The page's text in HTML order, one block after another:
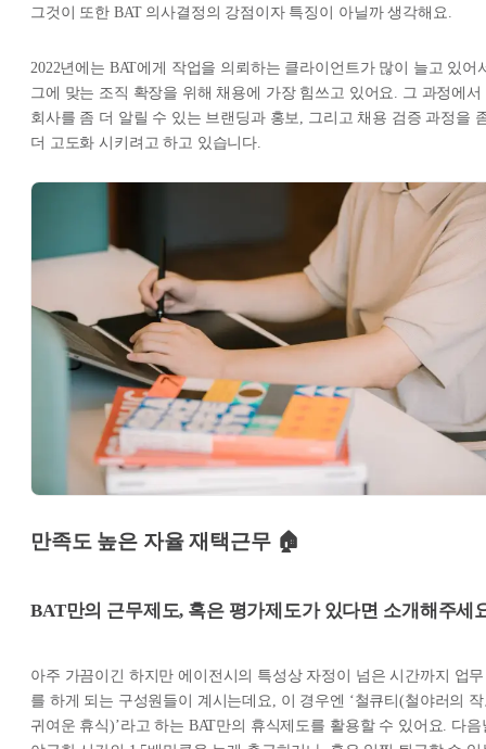
그것이 또한 BAT 의사결정의 강점이자 특징이 아닐까 생각해요.
2022년에는 BAT에게 작업을 의뢰하는 클라이언트가 많이 늘고 있어
그에 맞는 조직 확장을 위해 채용에 가장 힘쓰고 있어요. 그 과정에서
회사를 좀 더 알릴 수 있는 브랜딩과 홍보, 그리고 채용 검증 과정을
더 고도화 시키려고 하고 있습니다.
만족도 높은 자율 재택근무 🏠
BAT만의 근무제도, 혹은 평가제도가 있다면 소개해주세
아주 가끔이긴 하지만 에이전시의 특성상 자정이 넘은 시간까지 업무
를 하게 되는 구성원들이 계시는데요, 이 경우엔 ‘철큐티(철야러의
귀여운 휴식)’라고 하는 BAT만의 휴식제도를 활용할 수 있어요. 다음